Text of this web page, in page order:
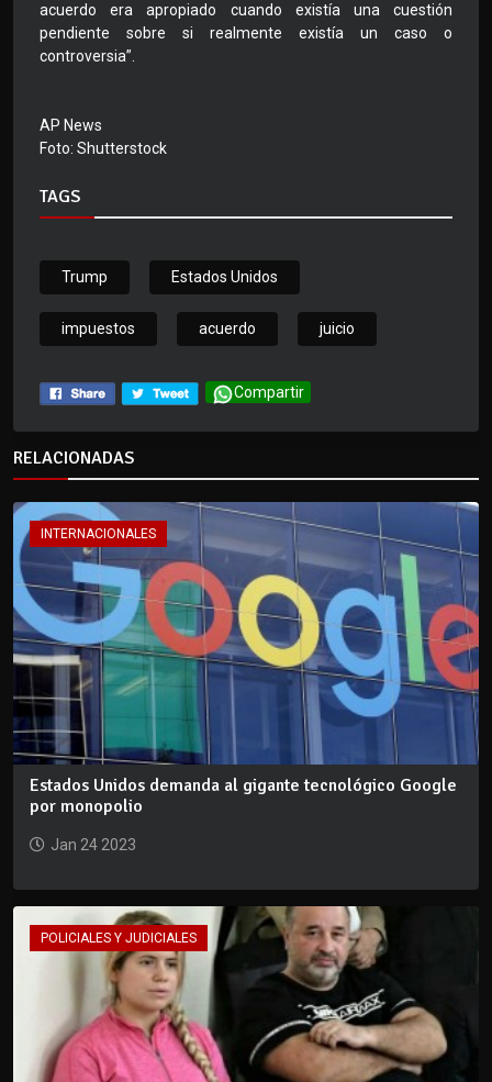
acuerdo era apropiado cuando existía una cuestión
pendiente sobre si realmente existía un caso o
controversia”.
AP News
Foto: Shutterstock
TAGS
Trump Estados Unidos
impuestos acuerdo juicio
Compartir
RELACIONADAS
INTERNACIONALES
Estados Unidos demanda al gigante tecnológico Google
por monopolio
Jan 24 2023
POLICIALES Y JUDICIALES